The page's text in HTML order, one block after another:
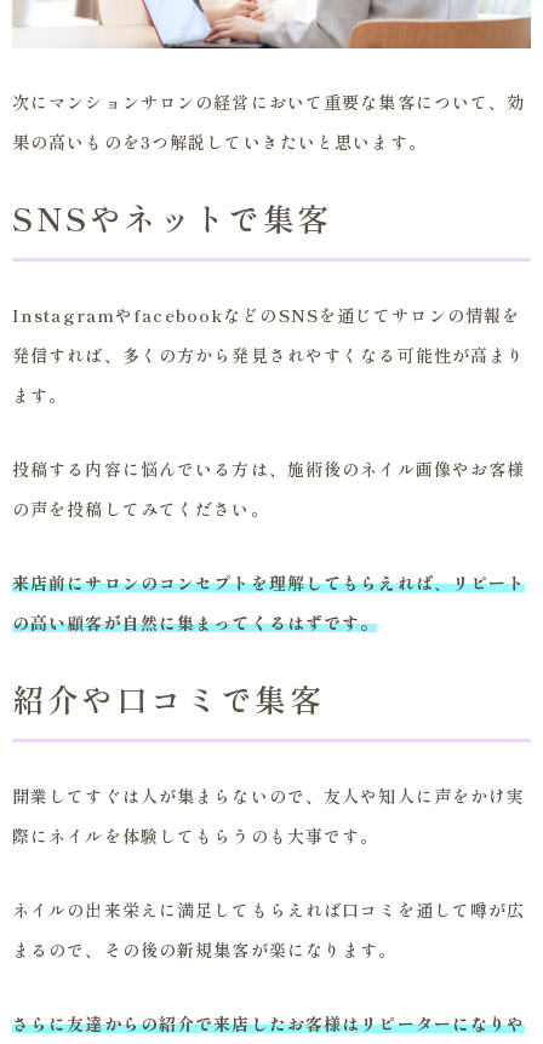
次にマンションサロンの経営において重要な集客について、効
果の高いものを3つ解説していきたいと思います。
SNSやネットで集客
InstagramやfacebookなどのSNSを通じてサロンの情報を
発信すれば、多くの方から発見されやすくなる可能性が高まり
ます。
投稿する内容に悩んでいる方は、施術後のネイル画像やお客様
の声を投稿してみてください。
来店前にサロンのコンセプトを理解してもらえれば、リピート
の高い顧客が自然に集まってくるはずです。
紹介や口コミで集客
開業してすぐは人が集まらないので、友人や知人に声をかけ実
際にネイルを体験してもらうのも大事です。
ネイルの出来栄えに満足してもらえれば口コミを通して噂が広
まるので、その後の新規集客が楽になります。
さらに友達からの紹介で来店したお客様はリピーターになりや